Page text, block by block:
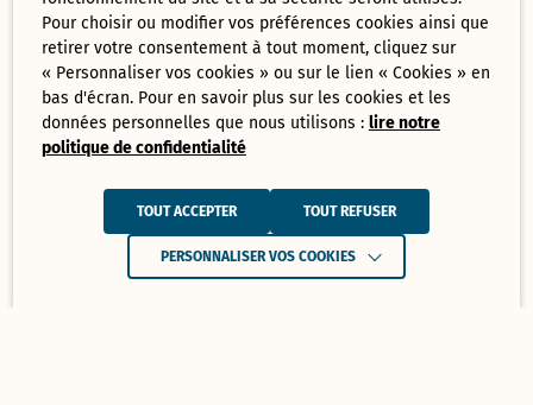
Pour choisir ou modifier vos préférences cookies ainsi que
retirer votre consentement à tout moment, cliquez sur
« Personnaliser vos cookies » ou sur le lien « Cookies » en
bas d'écran. Pour en savoir plus sur les cookies et les
données personnelles que nous utilisons :lire notre
politique de confidentialité
TOUT ACCEPTER TOUT REFUSER
PERSONNALISER VOS COOKIES